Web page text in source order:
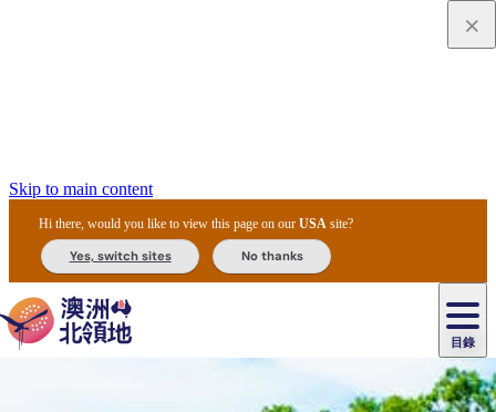
Skip to main content
Hi there, would you like to view this page on ourUSA site?
Yes, switch sites No thanks
目錄